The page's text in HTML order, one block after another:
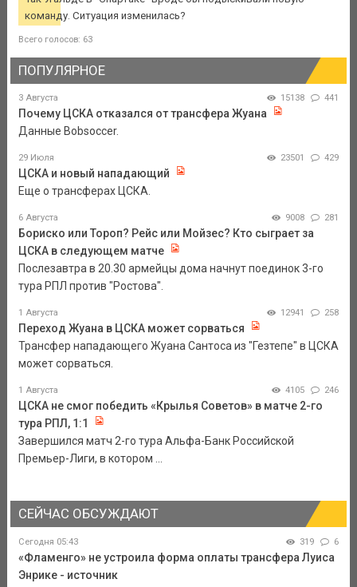
команду. Ситуация изменилась?
Всего голосов: 63
ПОПУЛЯРНОЕ
3 Августа 15138 441
Почему ЦСКА отказался от трансфера Жуана
Данные Bobsoccer.
29 Июля 23501 429
ЦСКА и новый нападающий
Еще о трансферах ЦСКА.
6 Августа 9008 281
Бориско или Тороп? Рейс или Мойзес? Кто сыграет за
ЦСКА в следующем матче
Послезавтра в 20.30 армейцы дома начнут поединок 3-го
тура РПЛ против "Ростова".
1 Августа 12941 258
Переход Жуана в ЦСКА может сорваться
Трансфер нападающего Жуана Сантоса из "Гезтепе" в ЦСКА
может сорваться.
1 Августа 4105 246
ЦСКА не смог победить «Крылья Советов» в матче 2-го
тура РПЛ, 1:1
Завершился матч 2-го тура Альфа-Банк Российской
Премьер-Лиги, в котором ...
СЕЙЧАС ОБСУЖДАЮТ
Сегодня 05:43 319 6
«Фламенго» не устроила форма оплаты трансфера Луиса
Энрике - источник